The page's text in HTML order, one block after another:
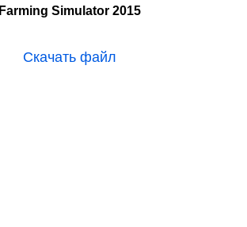
Farming Simulator 2015
Скачать файл